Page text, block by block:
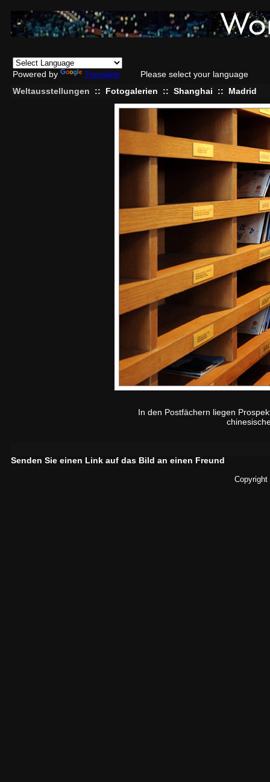
Powered by Translate
Please select your language
Weltausstellungen
:: Fotogalerien :: Shanghai :: Madrid
In den Postfächern liegen
Senden Sie einen Link auf das Bild an einen Freund